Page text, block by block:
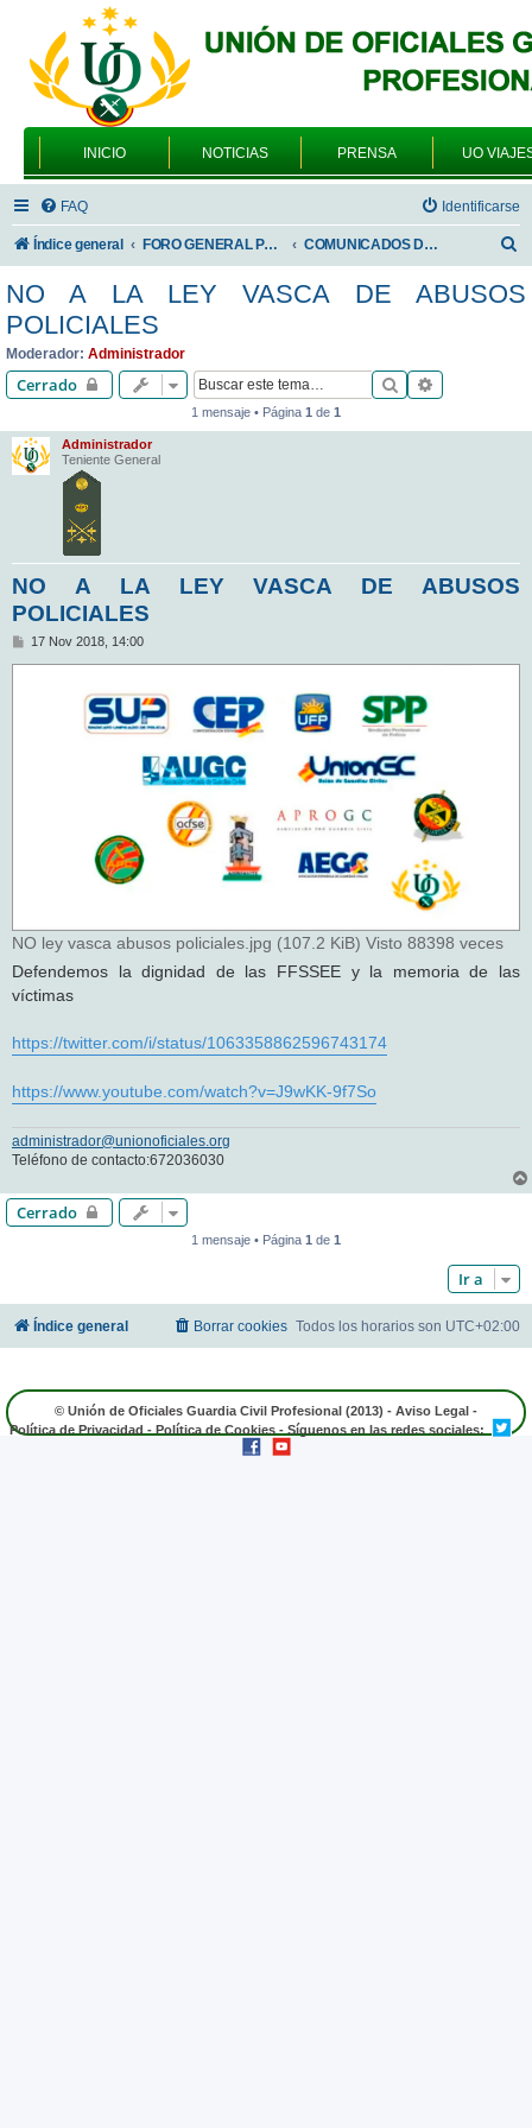
INICIO NOTICIAS PRENSA UO
FAQ Identificarse
Índice general FORO GENERAL PARA TODOS LOS USUARIOS COMUNICADOS DE LA UNIÓN DE OFICIALES
s
NO A LA LEY VASCA DE ABUSOS
POLICIALES
Moderador: Administrador
Cerrado Buscar
1 mensaje • Página 1 de 1
Administrador
Teniente General
NO A LA LEY VASCA DE ABUSOS
POLICIALES
M17 Nov 2018, 14:00
NO ley vasca abusos policiales.jpg (107.2 KiB) Visto 88398 veces
Defendemos la dignidad de las FFSSEE y la memoria de las
víctimas
https://twitter.com/i/status/1063358862596743174
https://www.youtube.com/watch?v=J9wKK-9f7So
administrador@unionoficiales.org
Teléfono de contacto:672036030
Cerrado
1 mensaje • Página 1 de 1
Ir a
Índice general Todos los horarios son UTC+02:00
Borrar cookies
© Unión de Oficiales Guardia Civil Profesional (2013) - Aviso Legal -
Política de Privacidad - Política de Cookies - Síguenos en las redes sociales: